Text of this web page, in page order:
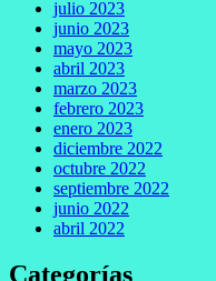
julio 2023
junio 2023
mayo 2023
abril 2023
marzo 2023
febrero 2023
enero 2023
diciembre 2022
octubre 2022
septiembre 2022
junio 2022
abril 2022
Categorías